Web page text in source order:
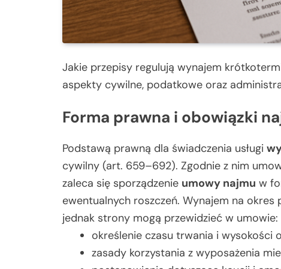
Jakie przepisy regulują wynajem
aspekty cywilne, podatkowe oraz
Forma prawna i obowiązki
Podstawą prawną dla świadczenia usługi
cywilny (art. 659–692). Zgodnie z nim
zaleca się sporządzenie umowy najmu w
ewentualnych roszczeń. Wynajem na
jednak strony mogą przewidzieć w umowie:
określenie czasu trwania i wysokości
zasady korzystania z wyposażenia